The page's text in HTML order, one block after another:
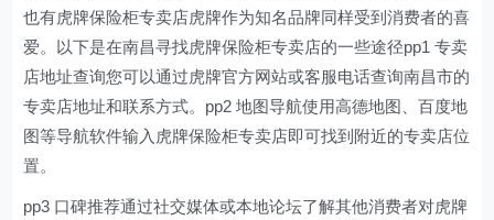
也有虎牌保险柜专卖店虎牌作为知名品牌同样受到消费者的喜
爱。以下是在南昌寻找虎牌保险柜专卖店的一些途径pp1 专卖
店地址查询您可以通过虎牌官方网站或客服电话查询南昌市的
专卖店地址和联系方式。pp2 地图导航使用高德地图、百度地
图等导航软件输入虎牌保险柜专卖店即可找到附近的专卖店位
置。
pp3 口碑推荐通过社交媒体或本地论坛了解其他消费者对虎牌